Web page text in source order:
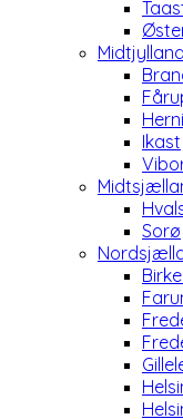
Midtjylland
Ikast
Sorø